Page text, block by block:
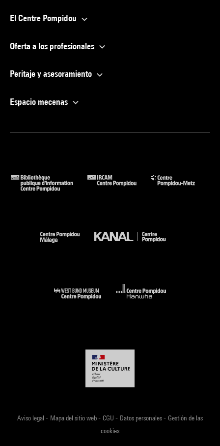
El Centre Pompidou
Oferta a los profesionales
Peritaje y asesoramiento
Espacio mecenas
Aviso legal - Mapa del sitio web- CGU - Datos personales- Gestión de las
cookies